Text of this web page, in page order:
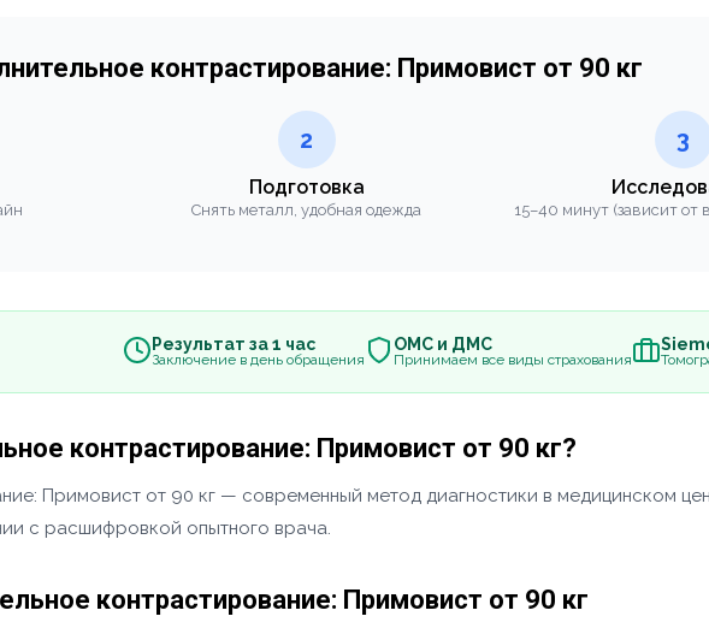
контрастирование: Примовист от 90 кг
2
Подготовка
Снять металл, удобная одежда
3
15–40 минут (зависит от
Результат за 1 час
Заключение в день обращения
ОМС и ДМС
Принимаем все виды страхования
контрастирование: Примовист от 90 кг?
Примовист от 90 кг — современный метод диагностики в медицинском
с расшифровкой опытного врача.
контрастирование: Примовист от 90 кг